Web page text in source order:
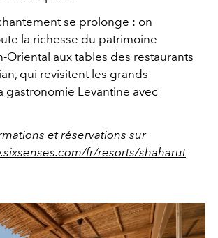
se prolonge : on
la richesse du patrimoine
Oriental aux tables des restaurants
qui revisitent les grands
gastronomie Levantine avec
et réservations sur
fr/resorts/shaharut